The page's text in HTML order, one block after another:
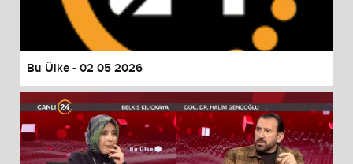
Bu Ülke - 02 05 2026